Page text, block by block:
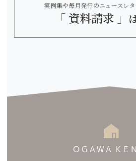
実例集や毎月発行のニュースレ
「 資料請求 」